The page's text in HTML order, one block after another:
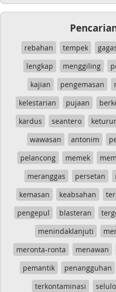
rebahan tempek
lengkap
menggiling
kajian
pengemasan
kelestarian
pujaan
kardus
seantero
wawasan
antonim
pelancong
memek
meranggas
persetan
kemasan
keabsahan
pengepul
blasteran
menindaklanjuti
meronta-ronta
menawan
pemantik
penangguhan
terkontaminasi